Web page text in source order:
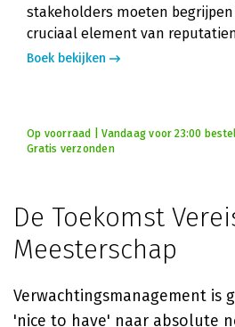
stakeholders moeten
cruciaal element van
Boek bekijken
Op voorraad | Vandaag voor 23:00
Gratis verzonden
De Toekomst
Meesterschap
Verwachtingsmanagement is
'nice to have' naar absolute